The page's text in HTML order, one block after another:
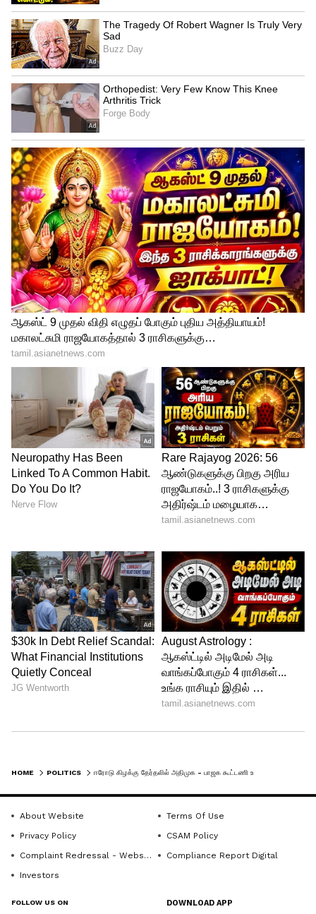
இதையும் படிங்க..Karnataka Elections 2023:
தொகுதியை மாற்றிய சித்தராமையா..
பாஜக எடுத்த அஸ்திரம்! சூடுபிடித்த
கர்நாடகா தேர்தல்
இதையும் படிங்க..மனநலம் குன்றிய
சிறுமி பாலியல் பலாத்காரம்! கொடுமை!
வைரலான வீடியோ.. 3 சிறுவர்களை
கொத்தாக தூக்கிய போலீஸ்
HOME POLITICS
About Website
Terms Of Use
Privacy Policy
CSAM Policy
Complaint Redressal - Website
Compliance Report Digital
Investors
FOLLOW US ON DOWNLOAD APP